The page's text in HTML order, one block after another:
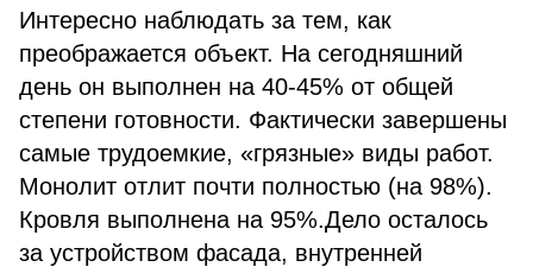
Интересно наблюдать за тем, как
преображается объект. На сегодняшний
день он выполнен на 40-45% от общей
степени готовности. Фактически завершены
самые трудоемкие, «грязные» виды работ.
Монолит отлит почти полностью (на 98%).
Кровля выполнена на 95%.Дело осталось
за устройством фасада, внутренней